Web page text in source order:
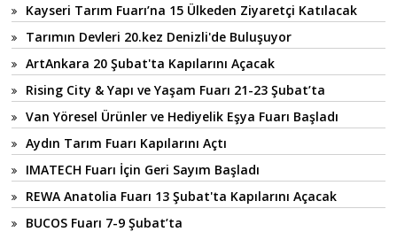
Kayseri Tarım Fuarı’na 15 Ülkeden Ziyaretçi Katılacak
Tarımın Devleri 20.kez Denizli'de Buluşuyor
ArtAnkara 20 Şubat'ta Kapılarını Açacak
Rising City & Yapı ve Yaşam Fuarı 21-23 Şubat’ta
Van Yöresel Ürünler ve Hediyelik Eşya Fuarı Başladı
Aydın Tarım Fuarı Kapılarını Açtı
IMATECH Fuarı İçin Geri Sayım Başladı
REWA Anatolia Fuarı 13 Şubat'ta Kapılarını Açacak
BUCOS Fuarı 7-9 Şubat’ta